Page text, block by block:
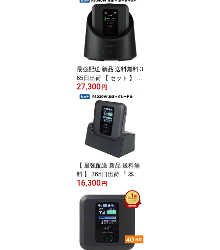
を選択 ネットで簡単登録
すぐに使用開始 国内最大
級のモバイルWi-Fi 世界1
35カ国以上の国でそのま
ま使える 使った月だけ課
金 ポケットWi-Fi 最強配
送 新品
最強配送 新品 送料無料 3
65日出荷 【 セット 】 富
士ソフト FS040WMB1 +
F FS040W 本体 + ホーム
キット SIMフリー モバイ
ルルーター ホームキット
接続で最大接続台数32台
最大速度867Mbps 最大
通信可能時間20時間と超
ロング 日本語 英語 中国
語 ポケットWi-Fi pocket
Wi-Fi
27,300 円
【 最強配送 新品 送料無
料 】 365日出荷 『 本体
・ クレードル セット 』
富士ソフト FS030W 本
体 ＋ クレードル SIMフ
リー モバイルルーター
本体単体で最大接続15台
最大速度150Mbps 最大
通信可能時間20時間と超
ロング 日本語 英語 中国
16,300 円